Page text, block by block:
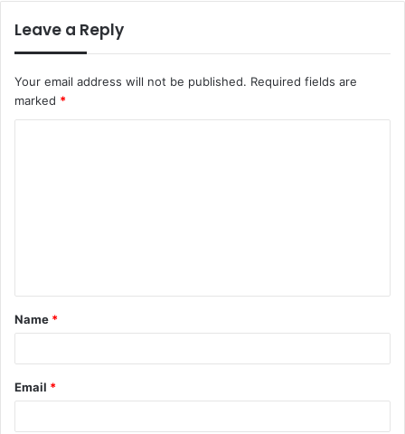
Leave a Reply
Your email address will not be published. Required fields are
marked *
t
*
Name *
Email *